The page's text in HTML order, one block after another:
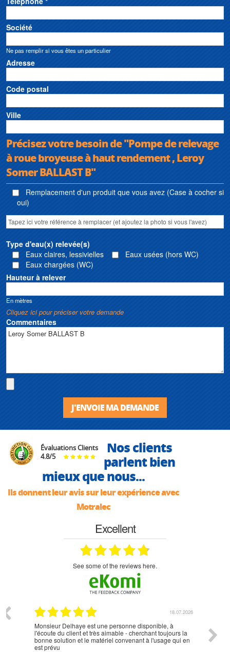
Société
Ne pas remplir si vous êtes un particulier
Adresse
Code postal
Ville
Précisez votre besoin de "Pompe de relevage
à roue broyeuse à haut rendement , Leroy
Somer BALLAST B"
Remplacement d'un produit que vous avez (Case à cocher si
oui)
Type d'eau(x) relevée(s)
Eaux claires, lessivielles
Eaux usées (hors WC)
Eaux chargées (WC)
Hauteur à relever
En mètres
Cliquez ici pour préciser votre demande
Commentaires
J'ENVOIE MA DEMANDE
Évaluations Clients
4.8/5
Nos clients
parlent bien
mieux que nous...
Ils donnent leur avis sur leur expérience avec
Motralec
Excellent
see some of the reviews here.
18.07.2026
Monsieur Delhaye est une personne disponible, à
l'écoute du client et très aimable - cherchant toujours la
bonne solution et le matériel convenant à l'usage qui en
est prévu